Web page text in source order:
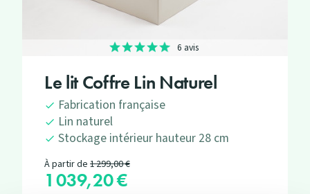
Le lit Coffre Lin Naturel
Fabrication française
Lin naturel
Stockage intérieur hauteur 28 cm
À partir dePrix de base
1 299,00 €
Prix
1 039,20 €
6 avis